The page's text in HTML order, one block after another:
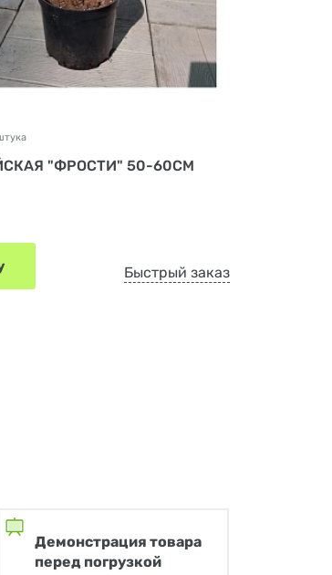
"ФРОСТИ" 50-60СМ
Быстрый заказ
Демонстрация товара
перед погрузкой